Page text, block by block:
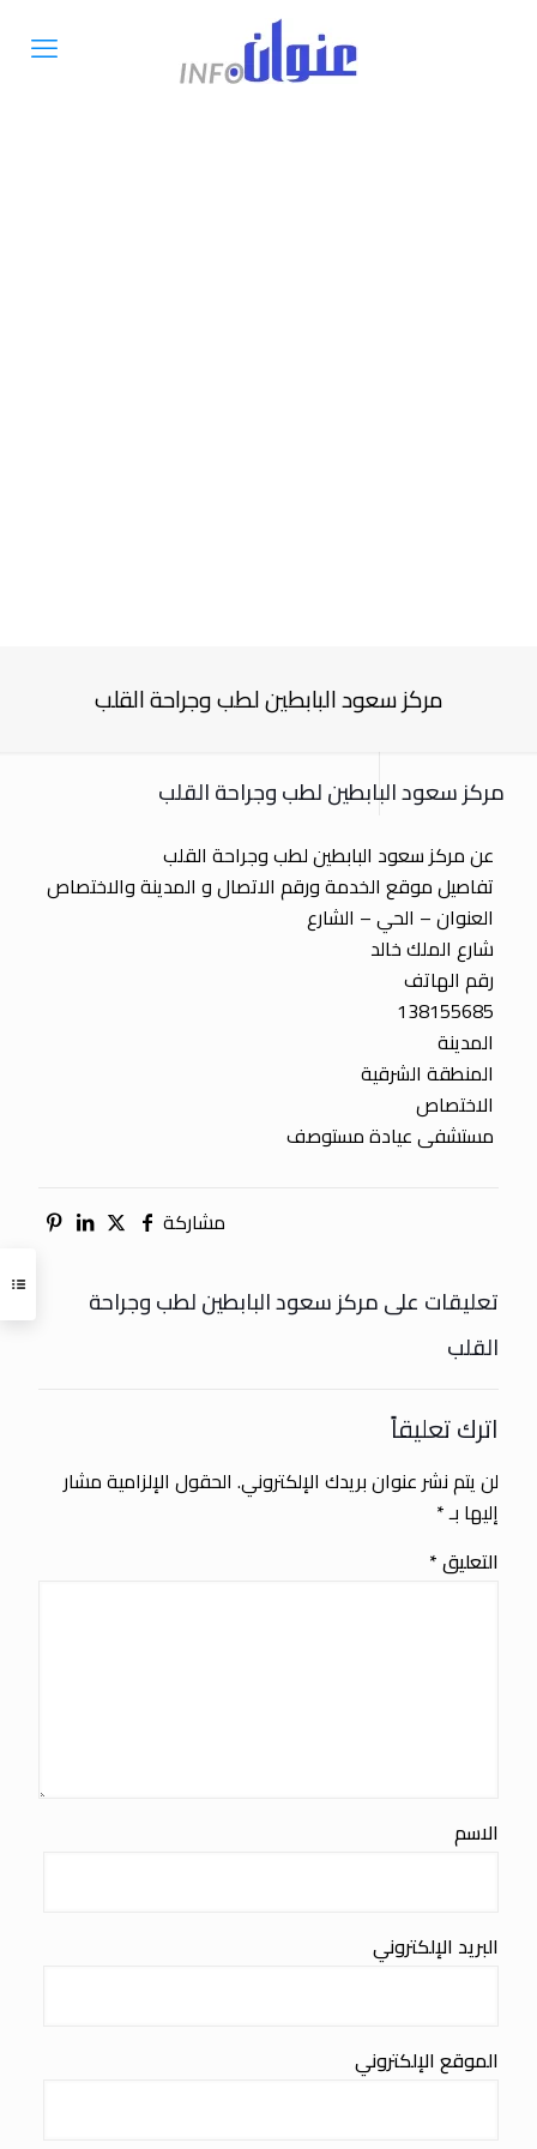
مركز سعود البابطين لطب وجراحة القلب
مركز سعود البابطين لطب وجراحة القلب
عن مركز سعود البابطين لطب وجراحة القلب
تفاصيل موقع الخدمة ورقم الاتصال و المدينة والاختصاص
العنوان – الحي – الشارع
شارع الملك خالد
رقم الهاتف
138155685
المدينة
المنطقة الشرقية
الاختصاص
مستشفى عيادة مستوصف
مشاركة
تعليقات على مركز سعود البابطين لطب وجراحة
القلب
اترك تعليقاً
لن يتم نشر عنوان بريدك الإلكتروني. الحقول الإلزامية مشار
إليها بـ*
التعليق*
الاسم
البريد الإلكتروني
الموقع الإلكتروني